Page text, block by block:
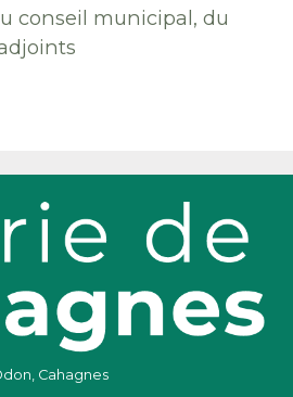
conseil municipal, du
Cahagnes